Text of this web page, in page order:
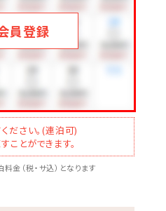
員登録
ださい。(連泊可)
ことができます。
金（税・サ込）となります